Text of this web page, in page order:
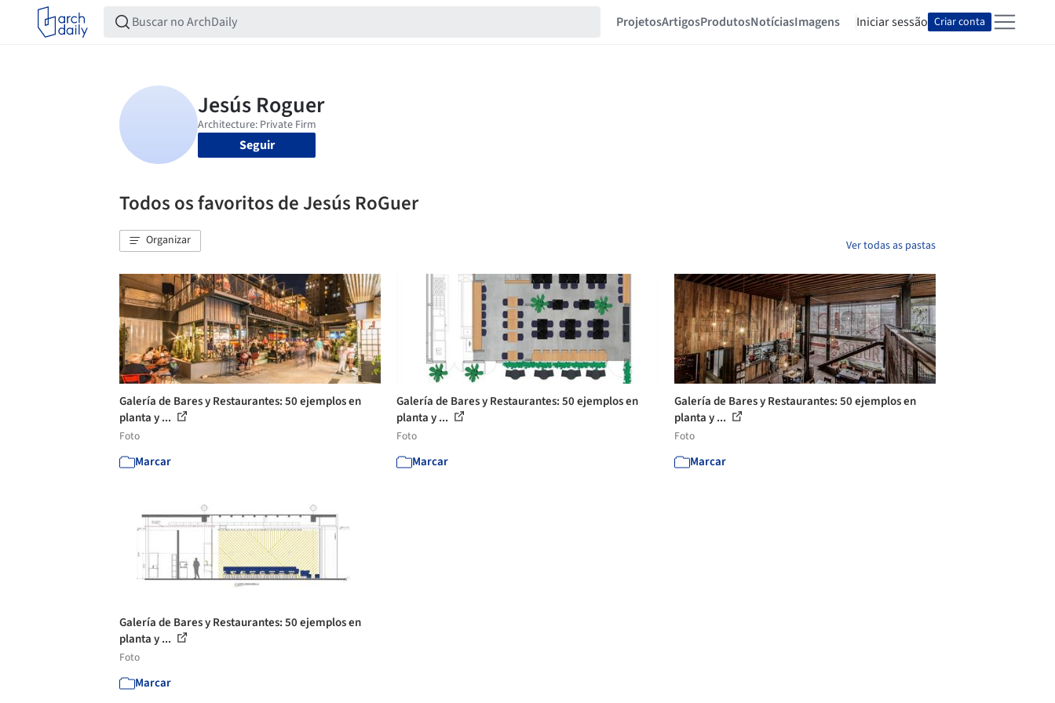
ProjetosArtigosProdutosNotíciasImagens Iniciar sessão Criar conta
Seguir
Todos os favoritos de Jesús RoGuer
Organizar Ver todas as pastas
Galería de Bares y Restaurantes: 50 ejemplos en
planta y ...
Foto
Marcar
Galería de Bares y Restaurantes: 50 ejemplos en
planta y ...
Foto
Marcar
Galería de Bares y Restaurantes: 50 ejemplos en
planta y ...
Foto
Marcar
Galería de Bares y Restaurantes: 50 ejemplos en
planta y ...
Foto
Marcar